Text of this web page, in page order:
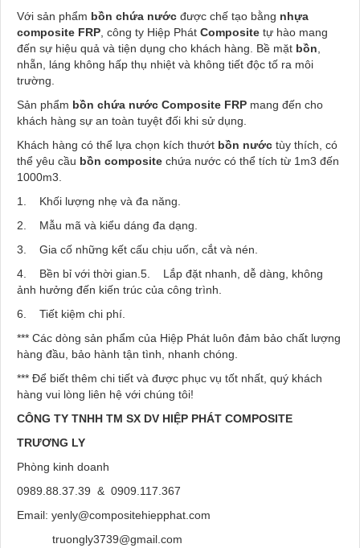
Với sản phẩm bồn chứa nước được chế tạo bằng nhựa
composite FRP, công ty Hiệp Phát Composite tự hào mang
đến sự hiệu quả và tiện dụng cho khách hàng. Bề mặt bồn,
nhẵn, láng không hấp thụ nhiệt và không tiết độc tố ra môi
trường.
Sản phẩm bồn chứa nước Composite FRP mang đến cho
khách hàng sự an toàn tuyệt đối khi sử dụng.
Khách hàng có thể lựa chọn kích thướt bồn nước tùy thích, có
thể yêu cầu bồn composite chứa nước có thể tích từ 1m3 đến
1000m3.
1. Khối lượng nhẹ và đa năng.
2. Mẫu mã và kiểu dáng đa dạng.
3. Gia cố những kết cấu chịu uốn, cắt và nén.
4. Bền bỉ với thời gian.5. Lắp đặt nhanh, dễ dàng, không
ảnh hưởng đến kiến trúc của công trình.
6. Tiết kiệm chi phí.
*** Các dòng sản phẩm của Hiệp Phát luôn đảm bảo chất lượng
hàng đầu, bảo hành tận tình, nhanh chóng.
*** Để biết thêm chi tiết và được phục vụ tốt nhất, quý khách
hàng vui lòng liên hệ với chúng tôi!
CÔNG TY TNHH TM SX DV HIỆP PHÁT COMPOSITE
TRƯƠNG LY
Phòng kinh doanh
0989.88.37.39 & 0909.117.367
Email: yenly@compositehiepphat.com
truongly3739@gmail.com